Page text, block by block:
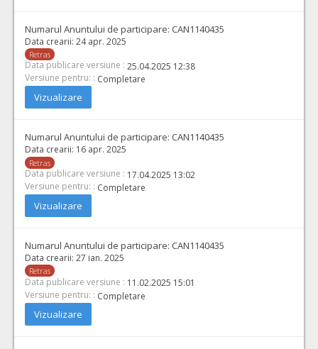
Numarul Anuntului de participare: CAN1140435
Data crearii: 24 apr. 2025
Retras
Data publicare versiune : 25.04.2025 12:38
Versiune pentru: : Completare
Vizualizare
Numarul Anuntului de participare: CAN1140435
Data crearii: 16 apr. 2025
Retras
Data publicare versiune : 17.04.2025 13:02
Versiune pentru: : Completare
Vizualizare
Numarul Anuntului de participare: CAN1140435
Data crearii: 27 ian. 2025
Retras
Data publicare versiune : 11.02.2025 15:01
Versiune pentru: : Completare
Vizualizare